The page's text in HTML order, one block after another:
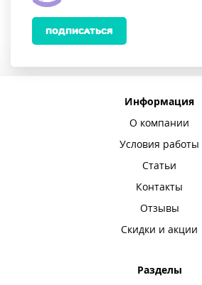
ПОДПИСАТЬСЯ
Информация
О компании
Условия работы
Статьи
Контакты
Отзывы
Скидки и акции
Разделы